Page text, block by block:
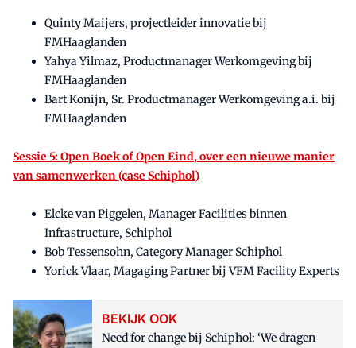
Quinty Maijers, projectleider innovatie bij
FMHaaglanden
Yahya Yilmaz, Productmanager Werkomgeving bij
FMHaaglanden
Bart Konijn, Sr. Productmanager Werkomgeving a.i. bij
FMHaaglanden
Sessie 5: Open Boek of Open Eind, over een nieuwe manier
van samenwerken (case Schiphol)
Elcke van Piggelen, Manager Facilities binnen
Infrastructure, Schiphol
Bob Tessensohn, Category Manager Schiphol
Yorick Vlaar, Magaging Partner bij VFM Facility Experts
BEKIJK OOK
Need for change bij Schiphol: ‘We dragen